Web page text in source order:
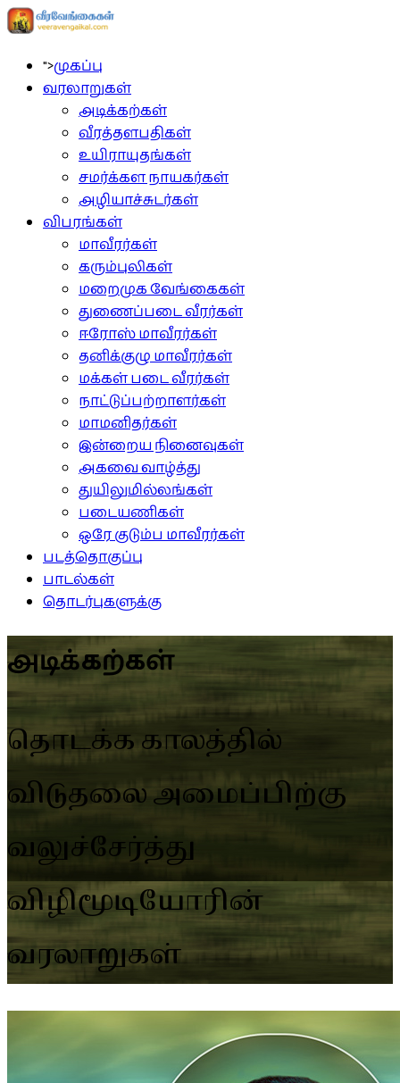
">முகப்பு
வரலாறுகள்
அடிக்கற்கள்
வீரத்தளபதிகள்
உயிராயுதங்கள்
சமர்க்கள நாயகர்கள்
அழியாச்சுடர்கள்
விபரங்கள்
மாவீரர்கள்
கரும்புலிகள்
மறைமுக வேங்கைகள்
துணைப்படை வீரர்கள்
ஈரோஸ் மாவீரர்கள்
தனிக்குழு மாவீரர்கள்
மக்கள் படை வீரர்கள்
நாட்டுப்பற்றாளர்கள்
மாமனிதர்கள்
இன்றைய நினைவுகள்
அகவை வாழ்த்து
துயிலுமில்லங்கள்
படையணிகள்
ஒரே குடும்ப மாவீரர்கள்
படத்தொகுப்பு
பாடல்கள்
தொடர்புகளுக்கு
அடிக்கற்கள்
தொடக்க காலத்தில்
விடுதலை அமைப்பிற்கு
வலுச்சேர்த்து
விழிமூடியோரின்
வரலாறுகள்